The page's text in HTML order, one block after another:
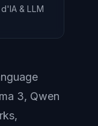
& LLM
3, Qwen